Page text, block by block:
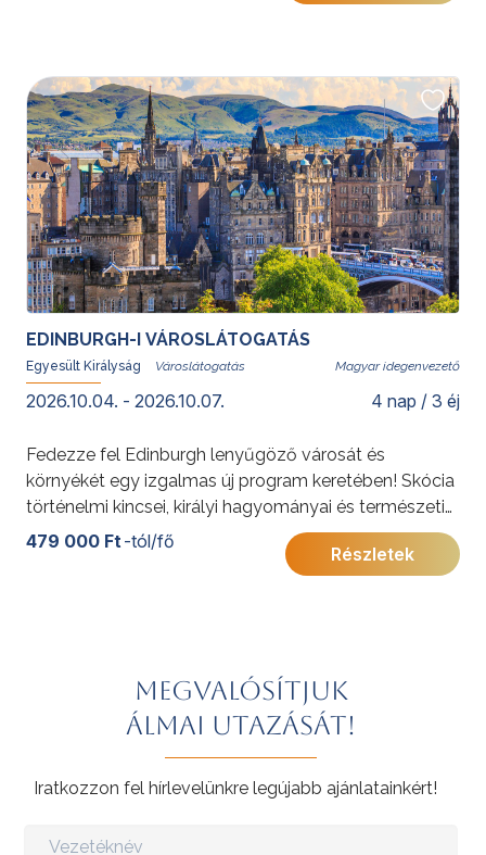
EDINBURGH-I VÁROSLÁTOGATÁS
Egyesült Királyság Magyar idegenvezető
2026.10.04. - 2026.10.07. 4 nap / 3 éj
Fedezze fel Edinburgh lenyűgöző városát és
környékét egy izgalmas új program keretében! Skócia
történelmi kincsei, királyi hagyományai és természeti
csodái várják Önt ezen a különleges
városlátogatáson. Látogassa meg velünk Edinburgh
479 000 Ft-tól/fő
Részletek
Megvalósítjuk
álmai utazását!
Iratkozzon fel hírlevelünkre legújabb ajánlatainkért!